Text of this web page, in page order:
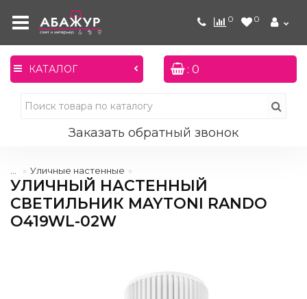
0 0
КАТАЛОГ : 0
Заказать обратный звонок
Уличные настенные
УЛИЧНЫЙ НАСТЕННЫЙ
СВЕТИЛЬНИК MAYTONI RANDO
O419WL-02W